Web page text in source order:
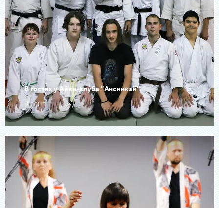
В гостях у Айки-клуба "Ансинкай"
9 сент.